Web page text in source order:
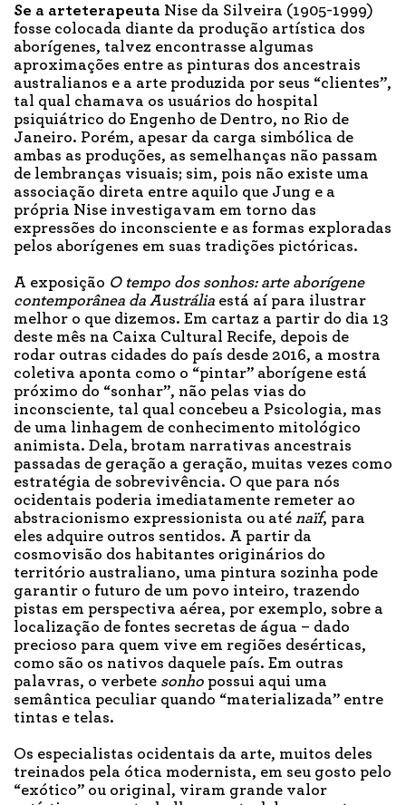
Se a arteterapeuta Nise da Silveira (1905-1999)
fosse colocada diante da produção artística dos
aborígenes, talvez encontrasse algumas
aproximações entre as pinturas dos ancestrais
australianos e a arte produzida por seus “clientes”,
tal qual chamava os usuários do hospital
psiquiátrico do Engenho de Dentro, no Rio de
Janeiro. Porém, apesar da carga simbólica de
ambas as produções, as semelhanças não passam
de lembranças visuais; sim, pois não existe uma
associação direta entre aquilo que Jung e a
própria Nise investigavam em torno das
expressões do inconsciente e as formas exploradas
pelos aborígenes em suas tradições pictóricas.
A exposição O tempo dos sonhos: arte aborígene
contemporânea da Austrália está aí para ilustrar
melhor o que dizemos. Em cartaz a partir do dia 13
deste mês na Caixa Cultural Recife, depois de
rodar outras cidades do país desde 2016, a mostra
coletiva aponta como o “pintar” aborígene está
próximo do “sonhar”, não pelas vias do
inconsciente, tal qual concebeu a Psicologia, mas
de uma linhagem de conhecimento mitológico
animista. Dela, brotam narrativas ancestrais
passadas de geração a geração, muitas vezes como
estratégia de sobrevivência. O que para nós
ocidentais poderia imediatamente remeter ao
abstracionismo expressionista ou até naïf, para
eles adquire outros sentidos. A partir da
cosmovisão dos habitantes originários do
território australiano, uma pintura sozinha pode
garantir o futuro de um povo inteiro, trazendo
pistas em perspectiva aérea, por exemplo, sobre a
localização de fontes secretas de água – dado
precioso para quem vive em regiões desérticas,
como são os nativos daquele país. Em outras
palavras, o verbete sonho possui aqui uma
semântica peculiar quando “materializada” entre
tintas e telas.
Os especialistas ocidentais da arte, muitos deles
treinados pela ótica modernista, em seu gosto pelo
“exótico” ou original, viram grande valor